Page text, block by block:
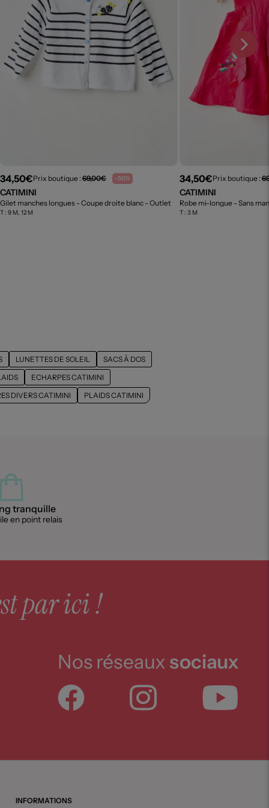
34,50€Prix boutique :69,00€ -50%
CATIMINI
Gilet manches longues - Coupe droite blanc - Outlet
T :9 M, 12 M
34,50€Prix boutique :
CATIMINI
Robe mi-longue - Sans
T : 3 M
LUNETTES DE SOLEIL
SACS À DOS
ECHARPES CATIMINI
DIVERS CATIMINI
PLAIDS CATIMINI
tranquille
en point relais
par ici !
Nos réseaux sociaux
INFORMATIONS